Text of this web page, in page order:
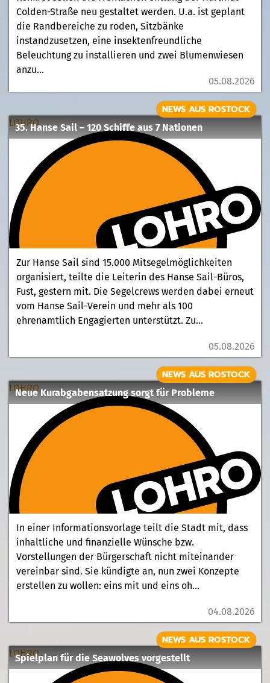
Colden-Straße neu gestaltet werden. U.a. ist geplant
die Randbereiche zu roden, Sitzbänke
instandzusetzen, eine insektenfreundliche
Beleuchtung zu installieren und zwei Blumenwiesen
anzu...
05.08.2026
LOHRO
35. Hanse Sail – 120 Schiffe aus 7 Nationen
NEWS AUS ROSTOCK
Zur Hanse Sail sind 15.000 Mitsegelmöglichkeiten
organisiert, teilte die Leiterin des Hanse Sail-Büros,
Fust, gestern mit. Die Segelcrews werden dabei erneut
vom Hanse Sail-Verein und mehr als 100
ehrenamtlich Engagierten unterstützt. Zu...
05.08.2026
LOHRO
Neue Kurabgabensatzung sorgt für Probleme
NEWS AUS ROSTOCK
In einer Informationsvorlage teilt die Stadt mit, dass
inhaltliche und finanzielle Wünsche bzw.
Vorstellungen der Bürgerschaft nicht miteinander
vereinbar sind. Sie kündigte an, nun zwei Konzepte
erstellen zu wollen: eins mit und eins oh...
04.08.2026
LOHRO
Spielplan für die Seawolves vorgestellt
NEWS AUS ROSTOCK